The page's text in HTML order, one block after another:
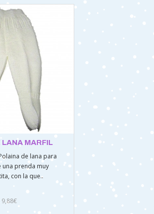
LANA MARFIL
de lana para
una prenda muy
con la que..